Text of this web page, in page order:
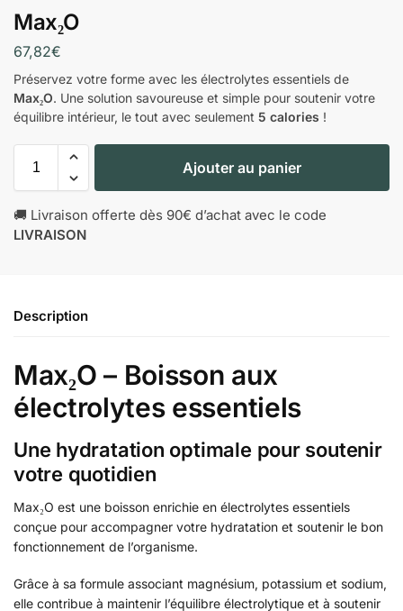
Max₂O
67,82€
Préservez votre forme avec les électrolytes essentiels de
Max₂O. Une solution savoureuse et simple pour soutenir votre
équilibre intérieur, le tout avec seulement 5 calories !
Ajouter au panier
🚚 Livraison offerte dès 90€ d’achat avec le code
LIVRAISON
Description
Max₂O – Boisson aux
électrolytes essentiels
Une hydratation optimale pour soutenir
votre quotidien
Max₂O est une boisson enrichie en électrolytes essentiels
conçue pour accompagner votre hydratation et soutenir le bon
fonctionnement de l’organisme.
Grâce à sa formule associant magnésium, potassium et sodium,
elle contribue à maintenir l’équilibre électrolytique et à soutenir